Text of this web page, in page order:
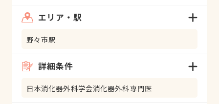
エリア・駅
野々市駅
詳細条件
日本消化器外科学会消化器外科専門医